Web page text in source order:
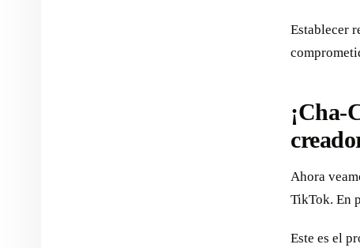
Establecer
¡Cha-
Ahora
TikTok. En
Este es el